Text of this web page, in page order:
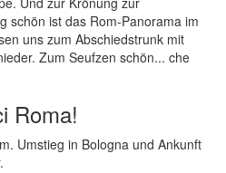
schön ist das Rom-Panorama im
uns zum Abschiedstrunk mit
Zum Seufzen schön... che
Roma!
Umstieg in Bologna und Ankunft